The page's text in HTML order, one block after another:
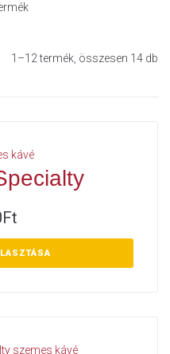
1–12 termék, összesen 14 db
Ft